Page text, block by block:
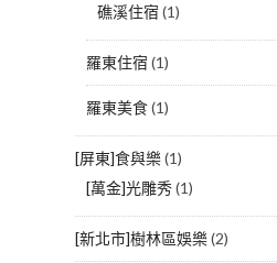
礁溪住宿 (1)
羅東住宿 (1)
羅東美食(1)
[屏東]食與樂(1)
[萬金]光雕秀(1)
[新北市]樹林區娛樂(2)